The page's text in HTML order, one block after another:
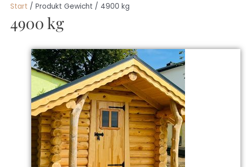
Start / Produkt Gewicht / 4900 kg
4900 kg